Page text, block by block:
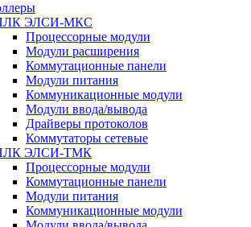
ЭЛСИ-МКС
Процессорные модули
Модули расширения
Коммутационные панели
Модули питания
Коммуникационные модули
Модули ввода/вывода
Драйверы протоколов
Коммутаторы сетевые
ЭЛСИ-ТМК
Процессорные модули
Коммутационные панели
Модули питания
Коммуникационные модули